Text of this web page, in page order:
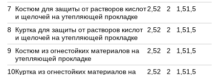
7
Костюм для защиты от растворов кислот
и щелочей на утепляющей прокладке
2,52 2 1,51,5
8 Куртка для защиты от растворов кислот
и щелочей на утепляющей прокладке
2,52 2 1,51,5
9 Костюм из огнестойких материалов на
утепляющей прокладке
2,52 2 1,51,5
10Куртка из огнестойких материалов на
2,52 2 1,51,5